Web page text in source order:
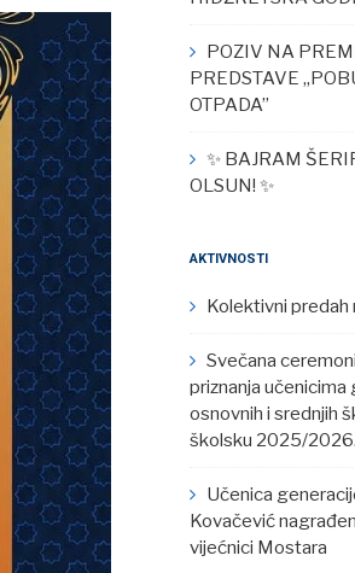
POZIV NA
PREDSTAVE
OTPADA”
✨ BAJRAM
OLSUN! ✨
AKTIVNOSTI
Kolektivni predah
Svečana
priznanja učenicima
osnovnih i srednjih
školsku 2025/
Učenica
Kovačević
vijećnici Mostara